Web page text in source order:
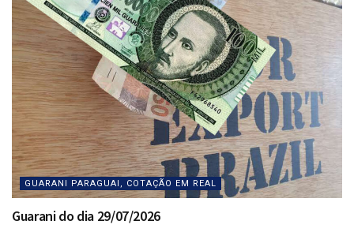
GUARANI PARAGUAI, COTAÇÃO EM REAL
Guarani do dia 29/07/2026